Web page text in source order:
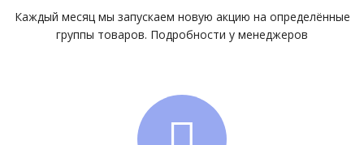
Каждый месяц мы запускаем новую акцию на определённые
группы товаров. Подробности у менеджеров